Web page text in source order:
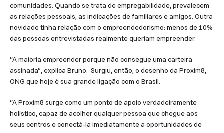
comunidades. Quando se trata de empregabilidade, prevalecem
as relações pessoais, as indicações de familiares e amigos. Outra
novidade tinha relação com o empreendedorismo: menos de 10%
das pessoas entrevistadas realmente queriam empreender.
“A maioria empreender porque não consegue uma carteira
assinada”, explica Bruno. Surgiu, então, o desenho da Proxim8,
ONG que hoje é sua grande ligação com o Brasil.
“A Proxim8 surge como um ponto de apoio verdadeiramente
holístico, capaz de acolher qualquer pessoa que chegue aos
seus centros e conectá-la imediatamente a oportunidades de